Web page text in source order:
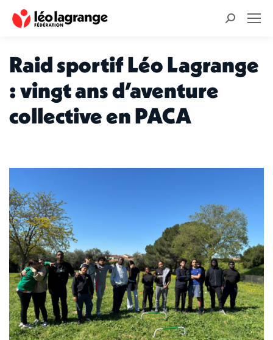
Recherche
Raid sportif Léo Lagrange
: vingt ans d’aventure
collective en PACA